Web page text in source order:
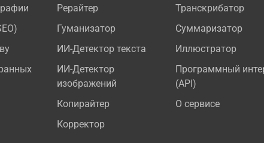
Рерайтер
Гуманизатор
ИИ-Детектор текста
ИИ-Детектор
изображений
Копирайтер
Корректор
Транскрибатор
Суммаризатор
Иллюстратор
Программный
(API)
О сервисе